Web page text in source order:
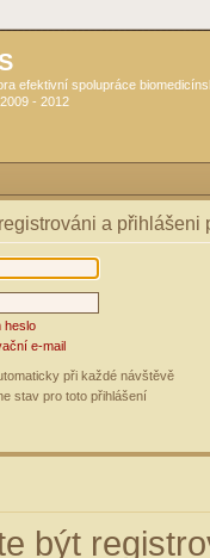
efektivní spolupráce
- 2012
a přihlášeni
heslo
e-mail
při každé návštěvě
stav pro toto přihlášení
být